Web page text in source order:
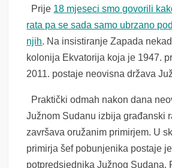
Prije 18 mjeseci smo govorili
rata pa se sada samo ubrzano
njih. Na insistiranje Zapada
kolonija Ekvatorija koja je 1947.
2011. postaje neovisna država
Praktički odmah nakon dana
Južnom Sudanu izbija građanski
završava oružanim primirjem. U
primirja šef pobunjenika postaje
potpredsjednika Južnog Sudana.